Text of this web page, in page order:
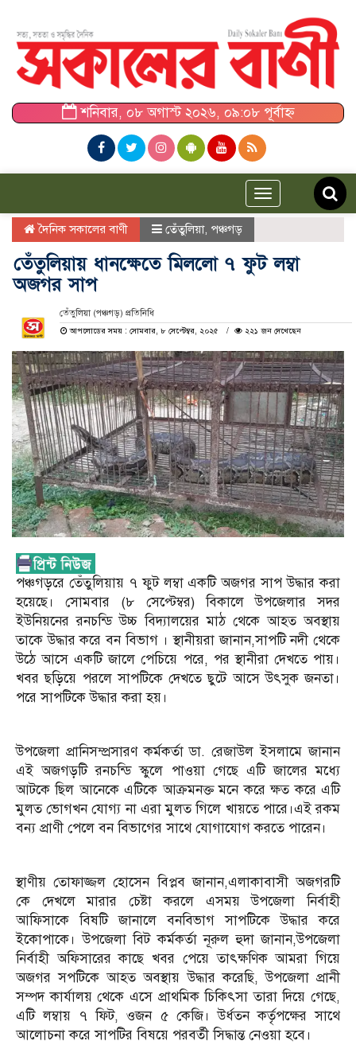
শনিবার, ০৮ অগাস্ট ২০২৬, ০৯:০৮ পূর্বাহ্ন
Toggle
navigation
দৈনিক সকালের বাণী তেঁতুলিয়া, পঞ্চগড়
তেঁতুলিয়ায় ধানক্ষেতে মিললো ৭ ফুট লম্বা
অজগর সাপ
তেঁতুলিয়া (পঞ্চগড়) প্রতিনিধি
আপলোডের সময় : সোমবার, ৮ সেপ্টেম্বর, ২০২৫
২২১ জন দেখেছেন
পঞ্চগড়রে তেঁতুলিয়ায় ৭ ফুট লম্বা একটি অজগর সাপ উদ্ধার করা
হয়েছে। সোমবার (৮ সেপ্টেম্বর) বিকালে উপজেলার সদর
ইউনিয়নের রনচন্ডি উচ্চ বিদ্যালয়ের মাঠ থেকে আহত অবস্থায়
তাকে উদ্ধার করে বন বিভাগ । স্থানীয়রা জানান,সাপটি নদী থেকে
উঠে আসে একটি জালে পেচিয়ে পরে, পর স্থানীরা দেখতে পায়।
খবর ছড়িয়ে পরলে সাপটিকে দেখতে ছুটে আসে উৎসুক জনতা।
পরে সাপটিকে উদ্ধার করা হয়।
উপজেলা প্রানিসম্প্রসারণ কর্মকর্তা ডা. রেজাউল ইসলামে জানান
এই অজগড়টি রনচন্ডি স্কুলে পাওয়া গেছে এটি জালের মধ্যে
আটকে ছিল আনেকে এটিকে আক্রমনক্ত মনে করে ক্ষত করে এটি
মুলত ভোগখন যোগ্য না এরা মুলত গিলে খায়তে পারে।এই রকম
বন্য প্রাণী পেলে বন বিভাগের সাথে যোগাযোগ করতে পারেন।
স্থাণীয় তোফাজ্জল হোসেন বিপ্লব জানান,এলাকাবাসী অজগরটি
কে দেখলে মারার চেষ্টা করলে এসময় উপজেলা নির্বাহী
আফিসাকে বিষটি জানালে বনবিভাগ সাপটিকে উদ্ধার করে
ইকোপাকে। উপজেলা বিট কর্মকর্তা নূরুল হুদা জানান,উপজেলা
নির্বাহী অফিসারের কাছে খবর পেয়ে তাৎক্ষণিক আমরা গিয়ে
অজগর সপটিকে আহত অবস্থায় উদ্ধার করেছি, উপজেলা প্রানী
সম্পদ কার্যালয় থেকে এসে প্রাথমিক চিকিৎসা তারা দিয়ে গেছে,
এটি লম্বায় ৭ ফিট, ওজন ৫ কেজি। উর্ধতন কর্তৃপক্ষের সাথে
আলোচনা করে সাপটির বিষয়ে পরবর্তী সিদ্ধান্ত নেওয়া হবে।